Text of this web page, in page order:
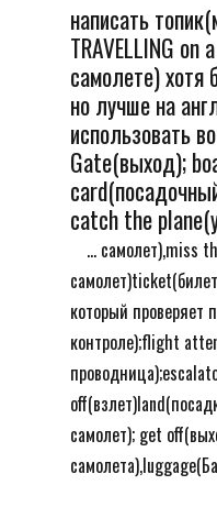
написать
TRAVELLING on
самолете) хотя
но лучше на
использовать
Gate(выход);
catch the
... самолет),miss
который проверяет
контроле);flight
самолет); get